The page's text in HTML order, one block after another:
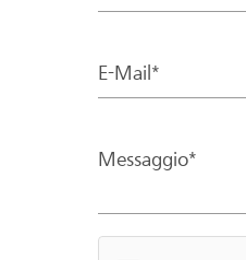
E-Mail*
Messaggio*